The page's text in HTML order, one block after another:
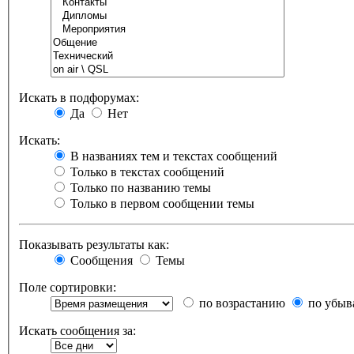
Искать в подфорумах:
Да
Нет
Искать:
В названиях тем и текстах сообщений
Только в текстах сообщений
Только по названию темы
Только в первом сообщении темы
Показывать результаты как:
Сообщения
Темы
Поле сортировки:
по возрастанию
по
Искать сообщения за: